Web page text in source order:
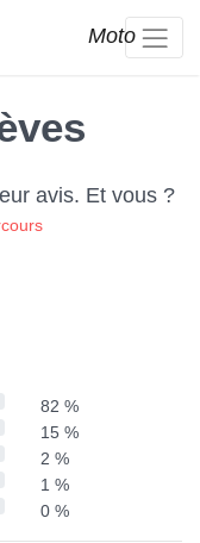
Moto
avis. Et vous ?
82 %
15 %
2 %
1 %
0 %